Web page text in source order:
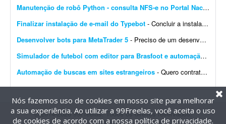
Manutenção de robô Python - consulta NFS-e no Portal Nacional
Finalizar instalação de e-mail do Typebot - Concluir a instalação de e-mail do Typebot. Configurar SMTP, validar o envio de mensagens e integrar a funcionalidade com a instância atual. Entregar documentação ...
Desenvolver bots para MetaTrader 5 - Preciso de um desenvolvedor para criar um bot para operar day trade na B3. O robô deve ser desenvolvido para MetaTrader 5. Por favor, apresente exemplos de bots já desenvolvidos, bem ...
Simulador de futebol com editor para Brasfoot e automação-
Automação de buscas em sites estrangeiros - Quero contratar um serviço para realizar um projeto de automação para buscas automáticas em sites estrangeiros. Preferência por implementação em Pyth...
@2014-2026 99Freelas. Todos os direitos reservados.
Nós fazemos uso de cookies em nosso site para melhorar
a sua experiência. Ao utilizar a 99Freelas, você aceita o uso
de cookies de acordo com a nossa política de privacidade.